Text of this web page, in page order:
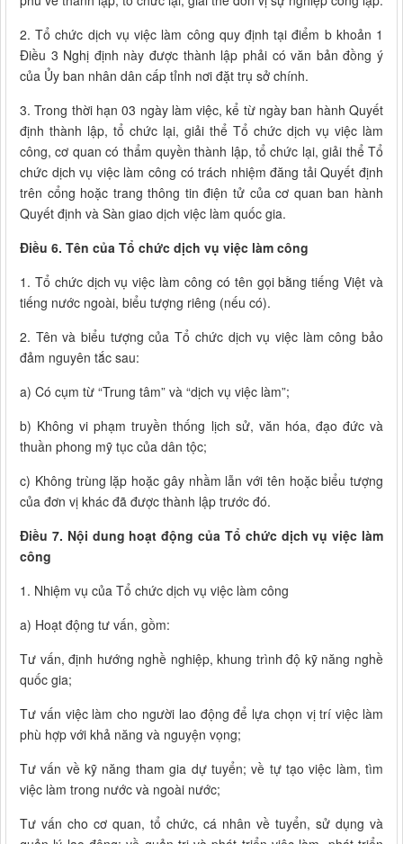
2. Tổ chức dịch vụ việc làm công quy định tại điểm b khoản 1
Điều 3 Nghị định này được thành lập phải có văn bản đồng ý
của Ủy ban nhân dân cấp tỉnh nơi đặt trụ sở chính.
3. Trong thời hạn 03 ngày làm việc, kể từ ngày ban hành Quyết
định thành lập, tổ chức lại, giải thể Tổ chức dịch vụ việc làm
công, cơ quan có thẩm quyền thành lập, tổ chức lại, giải thể Tổ
chức dịch vụ việc làm công có trách nhiệm đăng tải Quyết định
trên cổng hoặc trang thông tin điện tử của cơ quan ban hành
Quyết định và Sàn giao dịch việc làm quốc gia.
Điều 6. Tên của Tổ chức dịch vụ việc làm công
1. Tổ chức dịch vụ việc làm công có tên gọi bằng tiếng Việt và
tiếng nước ngoài, biểu tượng riêng (nếu có).
2. Tên và biểu tượng của Tổ chức dịch vụ việc làm công bảo
đảm nguyên tắc sau:
a) Có cụm từ “Trung tâm” và “dịch vụ việc làm”;
b) Không vi phạm truyền thống lịch sử, văn hóa, đạo đức và
thuần phong mỹ tục của dân tộc;
c) Không trùng lặp hoặc gây nhầm lẫn với tên hoặc biểu tượng
của đơn vị khác đã được thành lập trước đó.
Điều 7. Nội dung hoạt động của Tổ chức dịch vụ việc làm
công
1. Nhiệm vụ của Tổ chức dịch vụ việc làm công
a) Hoạt động tư vấn, gồm:
Tư vấn, định hướng nghề nghiệp, khung trình độ kỹ năng nghề
quốc gia;
Tư vấn việc làm cho người lao động để lựa chọn vị trí việc làm
phù hợp với khả năng và nguyện vọng;
Tư vấn về kỹ năng tham gia dự tuyển; về tự tạo việc làm, tìm
việc làm trong nước và ngoài nước;
Tư vấn cho cơ quan, tổ chức, cá nhân về tuyển, sử dụng và